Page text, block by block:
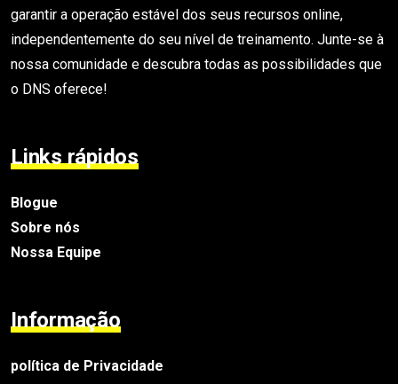
garantir a operação estável dos seus recursos online,
independentemente do seu nível de treinamento. Junte-se à
nossa comunidade e descubra todas as possibilidades que
o DNS oferece!
Links rápidos
Blogue
Sobre nós
Nossa Equipe
Informação
política de Privacidade